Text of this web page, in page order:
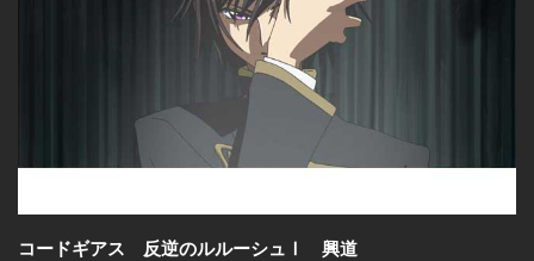
コードギアス 反逆のルルーシュⅠ 興道